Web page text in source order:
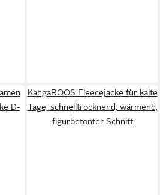
D-
KangaROOS Fleecejacke für kalte
Tage, schnelltrocknend, wärmend,
figurbetonter Schnitt